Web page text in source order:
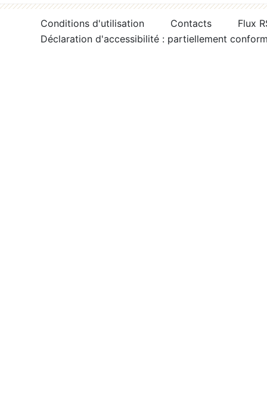
Conditions d'utilisation Contacts
Flux
Déclaration d'accessibilité : partiellement